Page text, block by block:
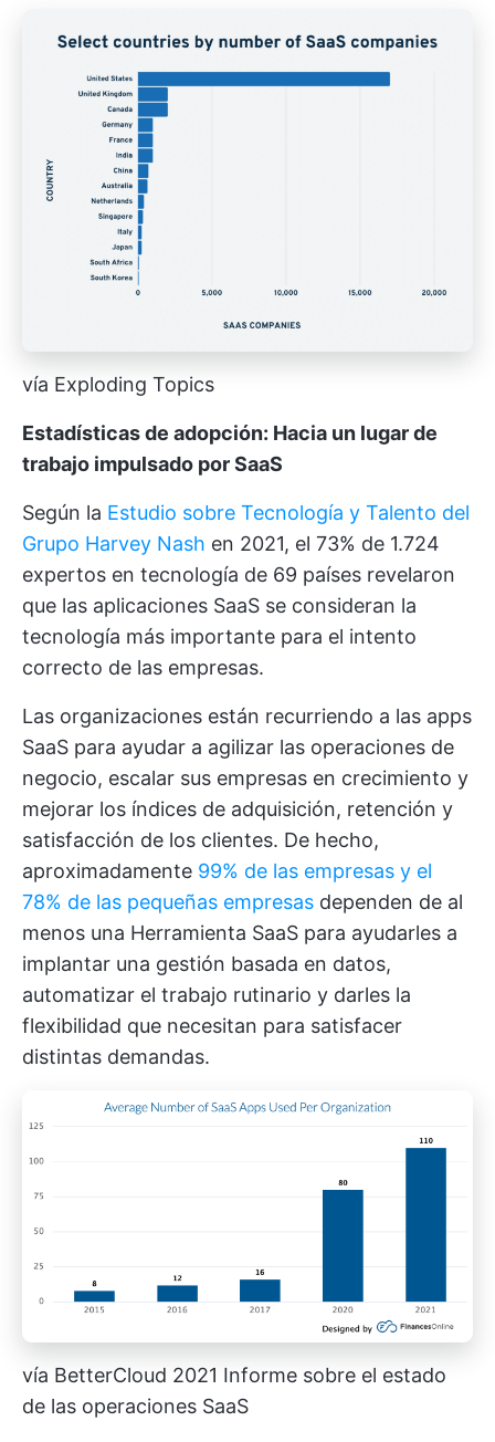
vía Exploding Topics
Estadísticas de adopción: Hacia un lugar de
trabajo impulsado por SaaS
Según la Estudio sobre Tecnología y Talento del
Grupo Harvey Nash en 2021, el 73% de 1.724
expertos en tecnología de 69 países revelaron
que las aplicaciones SaaS se consideran la
tecnología más importante para el intento
correcto de las empresas.
Las organizaciones están recurriendo a las apps
SaaS para ayudar a agilizar las operaciones de
negocio, escalar sus empresas en crecimiento y
mejorar los índices de adquisición, retención y
satisfacción de los clientes. De hecho,
aproximadamente 99% de las empresas y el
78% de las pequeñas empresas dependen de al
menos una Herramienta SaaS para ayudarles a
implantar una gestión basada en datos,
automatizar el trabajo rutinario y darles la
flexibilidad que necesitan para satisfacer
distintas demandas.
vía BetterCloud 2021 Informe sobre el estado
de las operaciones SaaS